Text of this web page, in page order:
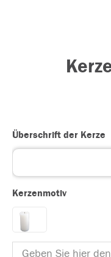
Überschrift der Kerze
Kerzenmotiv